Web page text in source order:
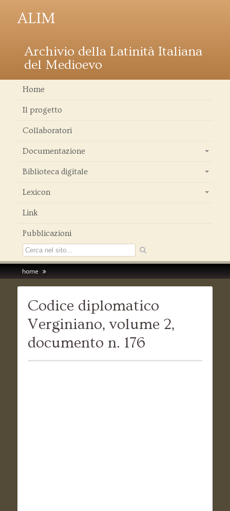
ALIM
Archivio della Latinità Italiana
del Medioevo
Home
Il progetto
Collaboratori
Documentazione
Biblioteca digitale
Lexicon
Link
Pubblicazioni
home
Codice diplomatico
Verginiano, volume 2,
documento n. 176